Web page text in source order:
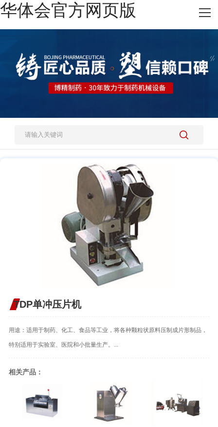
华体会官方网页版
网站华体会官方网页版
施工案例
人才招聘
TDP单冲压片机
用途：适用于制药、化工、食品等工业，将各种颗粒状原料压制成片形制品，
特别适用于实验室、医院和小批量生产。...
相关产品：